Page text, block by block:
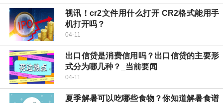
视讯！cr2文件用什么打开 CR2格式能用手
机打开吗？
04-11
出口信贷是消费信用吗？出口信贷的主要形
式分为哪几种？_当前要闻
04-11
夏季解暑可以吃哪些食物？你知道解暑食谱